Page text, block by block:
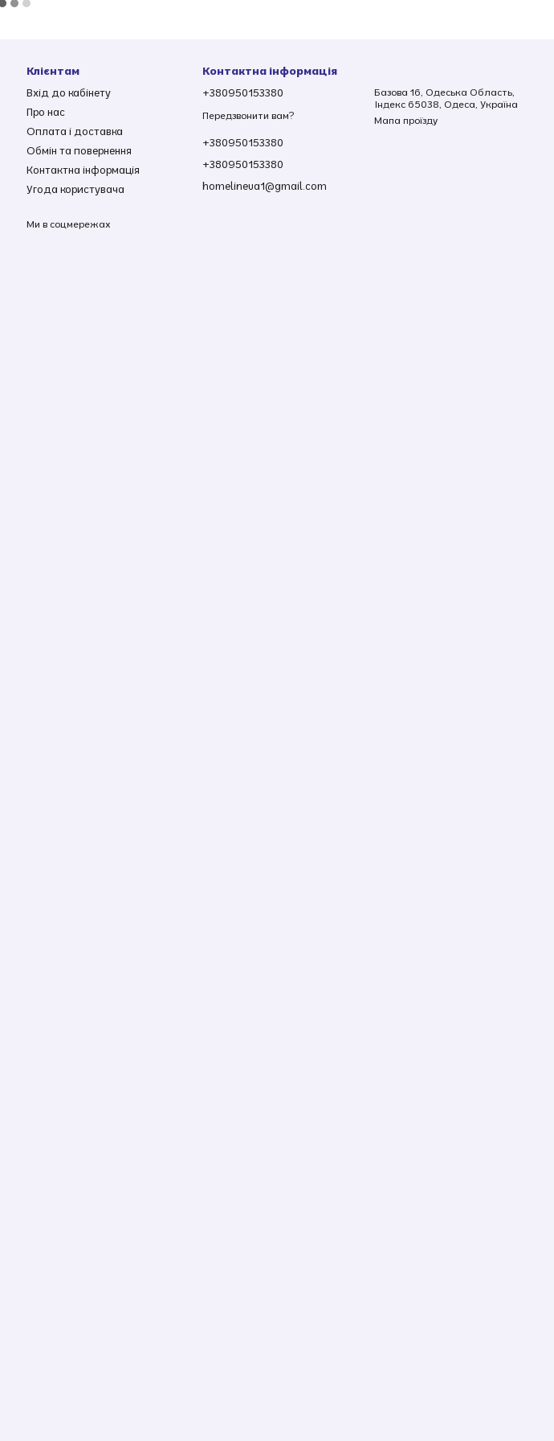
Клієнтам
Вхід до кабінету
Про нас
Оплата і доставка
Обмін та повернення
Контактна інформація
Угода користувача
Ми в соцмережах
Контактна інформація
+380950153380
Передзвонити вам?
+380950153380
+380950153380
homelineua1@gmail.com
Базова 16, Одеська Область,
Індекс 65038, Одеса, Україна
Мапа проїзду